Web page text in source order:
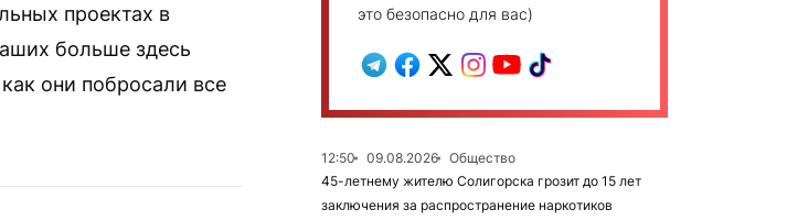
проектах в
больше здесь
они побросали все
это безопасно для вас)
12:50 09.08.2026
Общество
45-летнему жителю Солигорска грозит до 15 лет
заключения за распространение наркотиков